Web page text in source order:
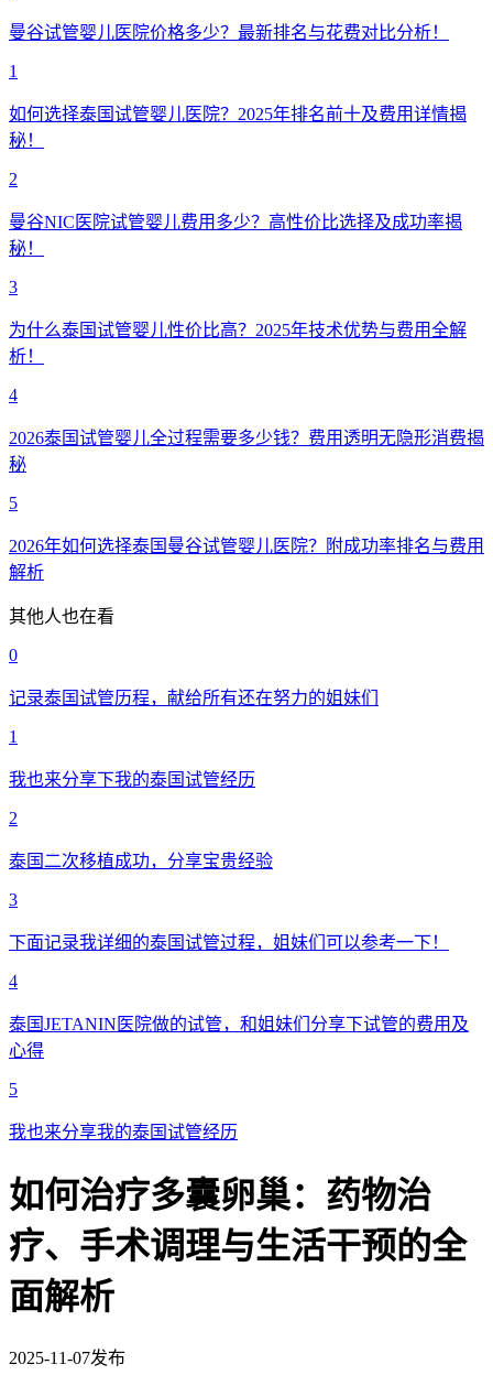
曼谷试管婴儿医院价格多少？最新排名与花费对比分析！
1
如何选择泰国试管婴儿医院？2025年排名前十及费用详情揭
秘！
2
曼谷NIC医院试管婴儿费用多少？高性价比选择及成功率揭
秘！
3
为什么泰国试管婴儿性价比高？2025年技术优势与费用全解
析！
4
2026泰国试管婴儿全过程需要多少钱？费用透明无隐形消费揭
秘
5
2026年如何选择泰国曼谷试管婴儿医院？附成功率排名与费用
解析
其他人也在看
0
记录泰国试管历程，献给所有还在努力的姐妹们
1
我也来分享下我的泰国试管经历
2
泰国二次移植成功，分享宝贵经验
3
下面记录我详细的泰国试管过程，姐妹们可以参考一下！
4
泰国JETANIN医院做的试管，和姐妹们分享下试管的费用及
心得
5
我也来分享我的泰国试管经历
如何治疗多囊卵巢：药物治
疗、手术调理与生活干预的全
面解析
2025-11-07发布